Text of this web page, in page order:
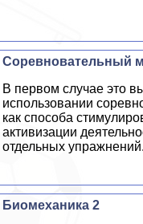
Соревновательный
В первом случае это
использовании
как способа
активизации
отдельных
Биомеханика 2